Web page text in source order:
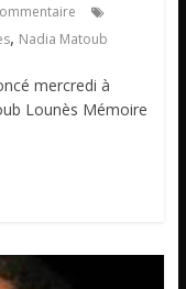
, Nadia Matoub
mercredi à
Lounès Mémoire